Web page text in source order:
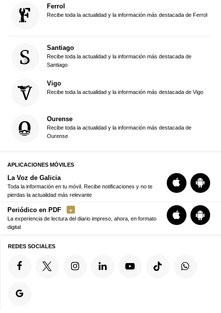
Ferrol
Recibe toda la actualidad y la información más destacada de Ferrol
Santiago
Recibe toda la actualidad y la información más destacada de
Santiago
Vigo
Recibe toda la actualidad y la información más destacada de Vigo
Ourense
Recibe toda la actualidad y la información más destacada de
Ourense
APLICACIONES MÓVILES
La Voz de Galicia
Toda la información en tu móvil. Recibe notificaciones y no te
pierdas la actualidad más relevante
Periódico en PDF
La experiencia de lectura del diario impreso, ahora, en formato
digital
REDES SOCIALES